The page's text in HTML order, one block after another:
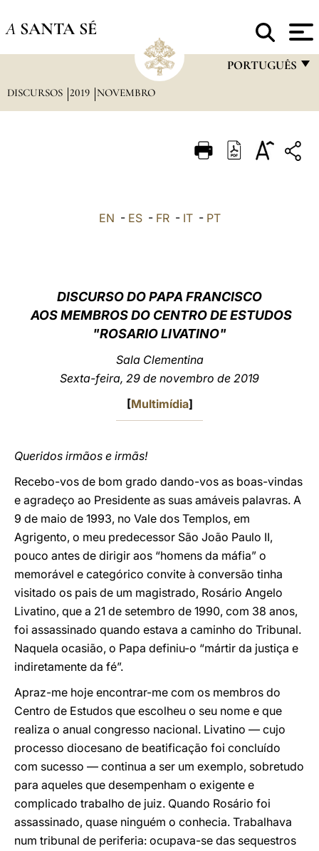
A SANTA SÉ
PORTUGUÊS
ITALIANO
中文
DISCURSOS 2019 NOVEMBRO
EN - ES- FR- IT- PT
DISCURSO DO PAPA FRANCISCO
AOS MEMBROS DO CENTRO DE ESTUDOS
"ROSARIO LIVATINO"
Sala Clementina
Sexta-feira, 29 de novembro de 2019
[Multimídia]
Queridos irmãos e irmãs!
Recebo-vos de bom grado dando-vos as boas-vindas
e agradeço ao Presidente as suas amáveis palavras. A
9 de maio de 1993, no Vale dos Templos, em
Agrigento, o meu predecessor São João Paulo II,
pouco antes de dirigir aos “homens da máfia” o
memorável e categórico convite à conversão tinha
visitado os pais de um magistrado, Rosário Angelo
Livatino, que a 21 de setembro de 1990, com 38 anos,
foi assassinado quando estava a caminho do Tribunal.
Naquela ocasião, o Papa definiu-o “mártir da justiça e
indiretamente da fé”.
Apraz-me hoje encontrar-me com os membros do
Centro de Estudos que escolheu o seu nome e que
realiza o anual congresso nacional. Livatino — cujo
processo diocesano de beatificação foi concluído
com sucesso — continua a ser um exemplo, sobretudo
para aqueles que desempenham o exigente e
complicado trabalho de juiz. Quando Rosário foi
assassinado, quase ninguém o conhecia. Trabalhava
num tribunal de periferia: ocupava-se das sequestros